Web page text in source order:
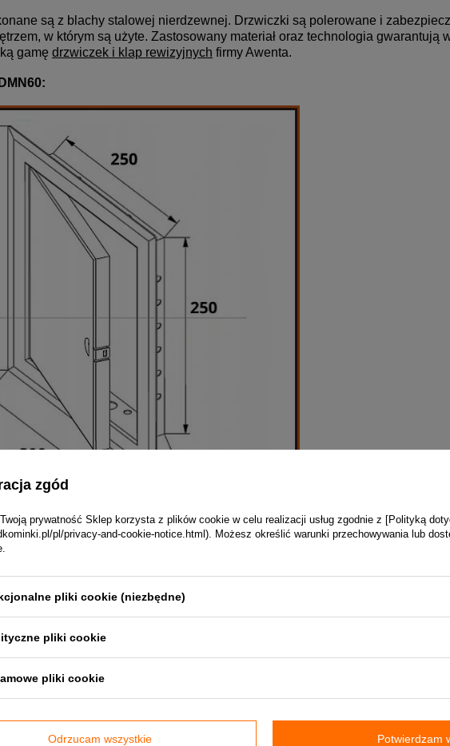
są z blachy stalowej nierdzewnej. Drzwiczki są polerowane i
w którym są użyte. Zastosowany materiał oraz technologia gwarantują
gamę drzwiczek i klap rewizyjnych firmy Awenta.
dostęp do ściennych otworów rewizyjnych lub wnęk, w których znajdują
umożliwiają także zabudowę przestrzeni, w których mieszczą się znaczne
Atest Higieniczny drzwiczek i Instrukcja Użytkownika.
zgód
prywatność Sklep korzysta z plików cookie w celu realizacji usług zgodnie z [Polityką
pl/privacy-and-cookie-notice.html). Możesz określić warunki przechowywania lub
pliki cookie (niezbędne)
pliki cookie
pliki cookie
Odrzucam wszystkie Potwierdzam